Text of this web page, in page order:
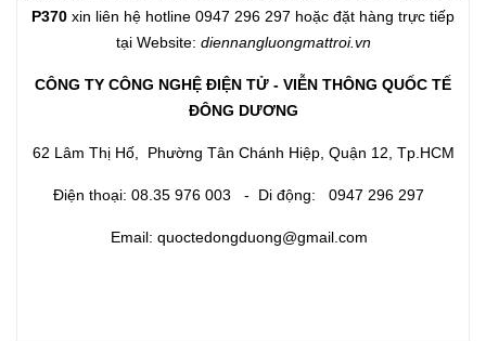
P370 xin liên hệ hotline 0947 296 297 hoặc đặt hàng trực tiếp
tại Website: diennangluongmattroi.vn
CÔNG TY CÔNG NGHỆ ĐIỆN TỬ - VIỄN THÔNG QUỐC TẾ
ĐÔNG DƯƠNG
62 Lâm Thị Hố, Phường Tân Chánh Hiệp, Quận 12, Tp.HCM
Điện thoại: 08.35 976 003 - Di động: 0947 296 297
Email: quoctedongduong@gmail.com ​